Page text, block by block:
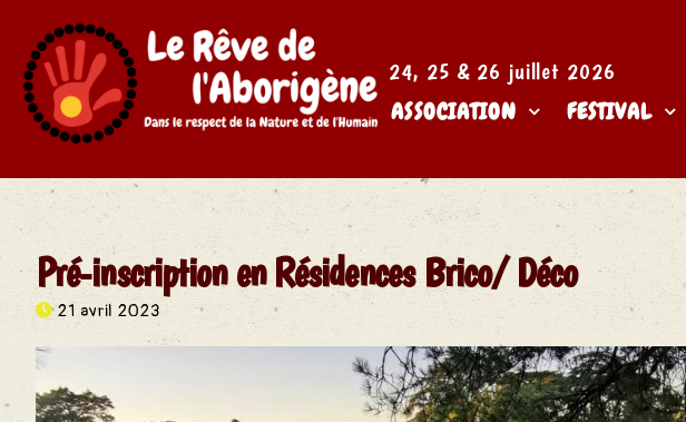
24, 25 & 26 juillet 2026​
ASSOCIATION FESTIVAL
Pré-inscription en Résidences Brico/ Déco
21 avril 2023